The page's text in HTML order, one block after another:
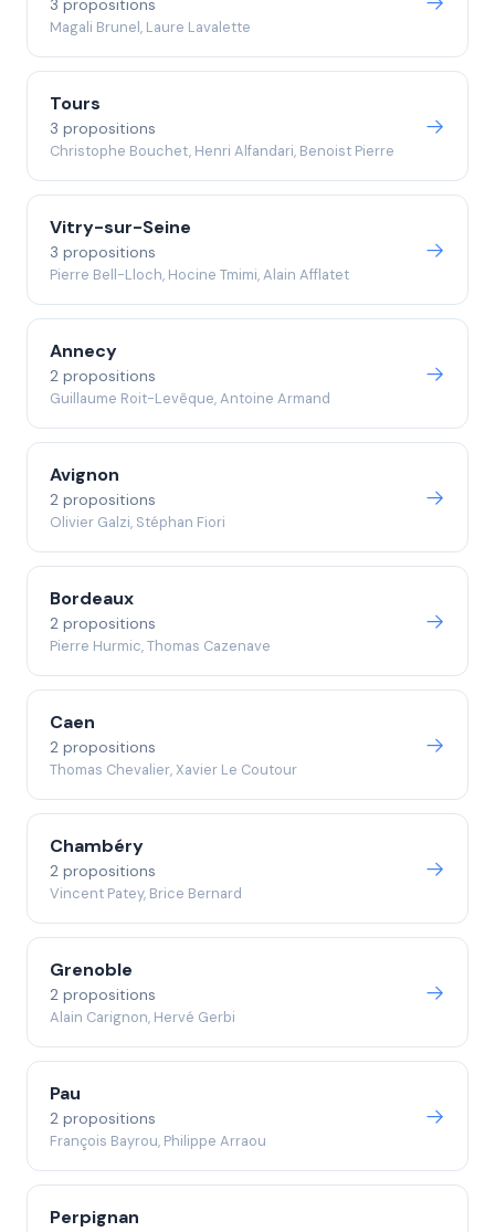
3 propositions
Magali Brunel, Laure Lavalette
Tours
3 propositions
Christophe Bouchet, Henri Alfandari, Benoist Pierre
Vitry-sur-Seine
3 propositions
Pierre Bell-Lloch, Hocine Tmimi, Alain Afflatet
Annecy
2 propositions
Guillaume Roit-Levêque, Antoine Armand
Avignon
2 propositions
Olivier Galzi, Stéphan Fiori
Bordeaux
2 propositions
Pierre Hurmic, Thomas Cazenave
Caen
2 propositions
Thomas Chevalier, Xavier Le Coutour
Chambéry
2 propositions
Vincent Patey, Brice Bernard
Grenoble
2 propositions
Alain Carignon, Hervé Gerbi
Pau
2 propositions
François Bayrou, Philippe Arraou
Perpignan